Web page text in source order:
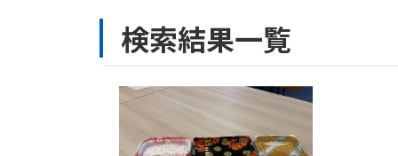
検索結果一覧